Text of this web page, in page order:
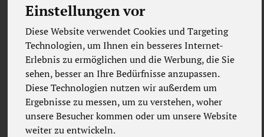
Einstellungen vor
Diese Website verwendet Cookies und Targeting
Technologien, um Ihnen ein besseres Internet-
Erlebnis zu ermöglichen und die Werbung, die Sie
sehen, besser an Ihre Bedürfnisse anzupassen.
Diese Technologien nutzen wir außerdem um
Ergebnisse zu messen, um zu verstehen, woher
unsere Besucher kommen oder um unsere Website
weiter zu entwickeln.
Puder
20
Rouge, Bronzer, Highlighter
Hersteller Ernährung